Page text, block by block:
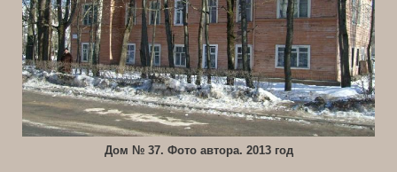
Дом № 37. Фото автора. 2013 год